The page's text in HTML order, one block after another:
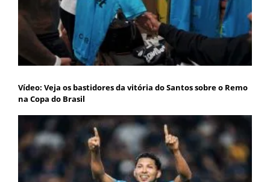
Vídeo: Veja os bastidores da vitória do Santos sobre o Remo
na Copa do Brasil